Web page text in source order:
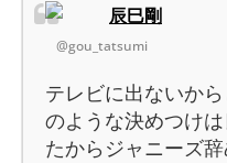
辰巳剛
@gou_tatsumi
テレビに出ないか
のような決めつけ
たからジャニーズ